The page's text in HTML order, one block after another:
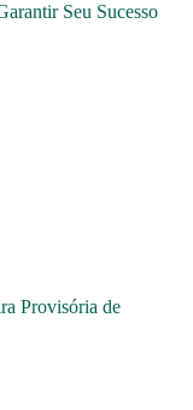
Seu Sucesso
Provisória de